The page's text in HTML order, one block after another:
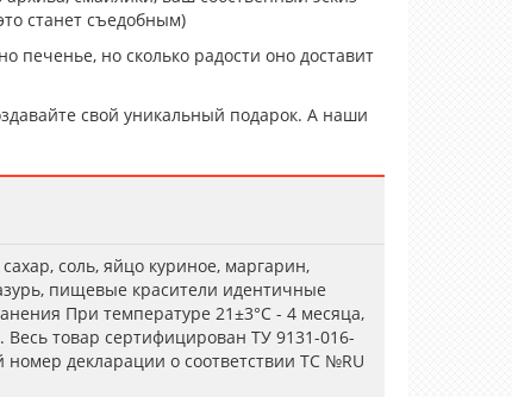
станет съедобным)
печенье, но сколько радости оно доставит
свой уникальный подарок. А наши
соль, яйцо куриное, маргарин,
пищевые красители идентичные
При температуре 21±3°С - 4 месяца,
товар сертифицирован ТУ 9131-016-
декларации о соответствии ТС №RU